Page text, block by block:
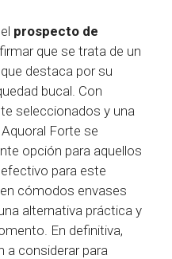
prospecto de
que se trata de un
que destaca por su
bucal. Con
seleccionados y una
Forte se
opción para aquellos
para este
cómodos envases
alternativa práctica y
En definitiva,
a considerar para